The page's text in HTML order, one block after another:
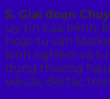
5. Giai đoạn
uy tín của mình,
hoặc tư vấn
kinh nghiệm và
dựng thương
với các đối tác